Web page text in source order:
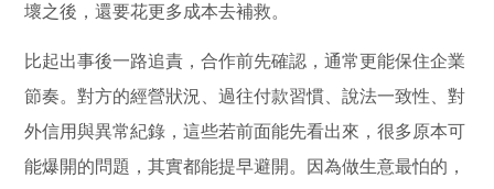
壞之後，還要花更多成本去補救。
比起出事後一路追責，合作前先確認，通常更能保住企業
節奏。對方的經營狀況、過往付款習慣、說法一致性、對
外信用與異常紀錄，這些若前面能先看出來，很多原本可
能爆開的問題，其實都能提早避開。因為做生意最怕的，